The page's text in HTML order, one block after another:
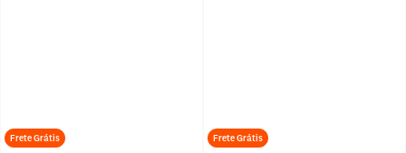
Frete Grátis Frete Grátis